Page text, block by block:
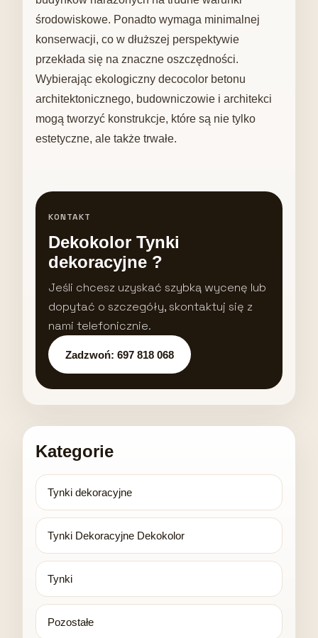
środowiskowe. Ponadto wymaga minimalnej
konserwacji, co w dłuższej perspektywie
przekłada się na znaczne oszczędności.
Wybierając ekologiczny decocolor betonu
architektonicznego, budowniczowie i architekci
mogą tworzyć konstrukcje, które są nie tylko
estetyczne, ale także trwałe.
KONTAKT
Dekokolor Tynki
dekoracyjne ?
Jeśli chcesz uzyskać szybką wycenę lub
dopytać o szczegóły, skontaktuj się z
nami telefonicznie.
Zadzwoń: 697 818 068
Kategorie
Tynki dekoracyjne
Tynki Dekoracyjne Dekokolor
Tynki
Pozostałe